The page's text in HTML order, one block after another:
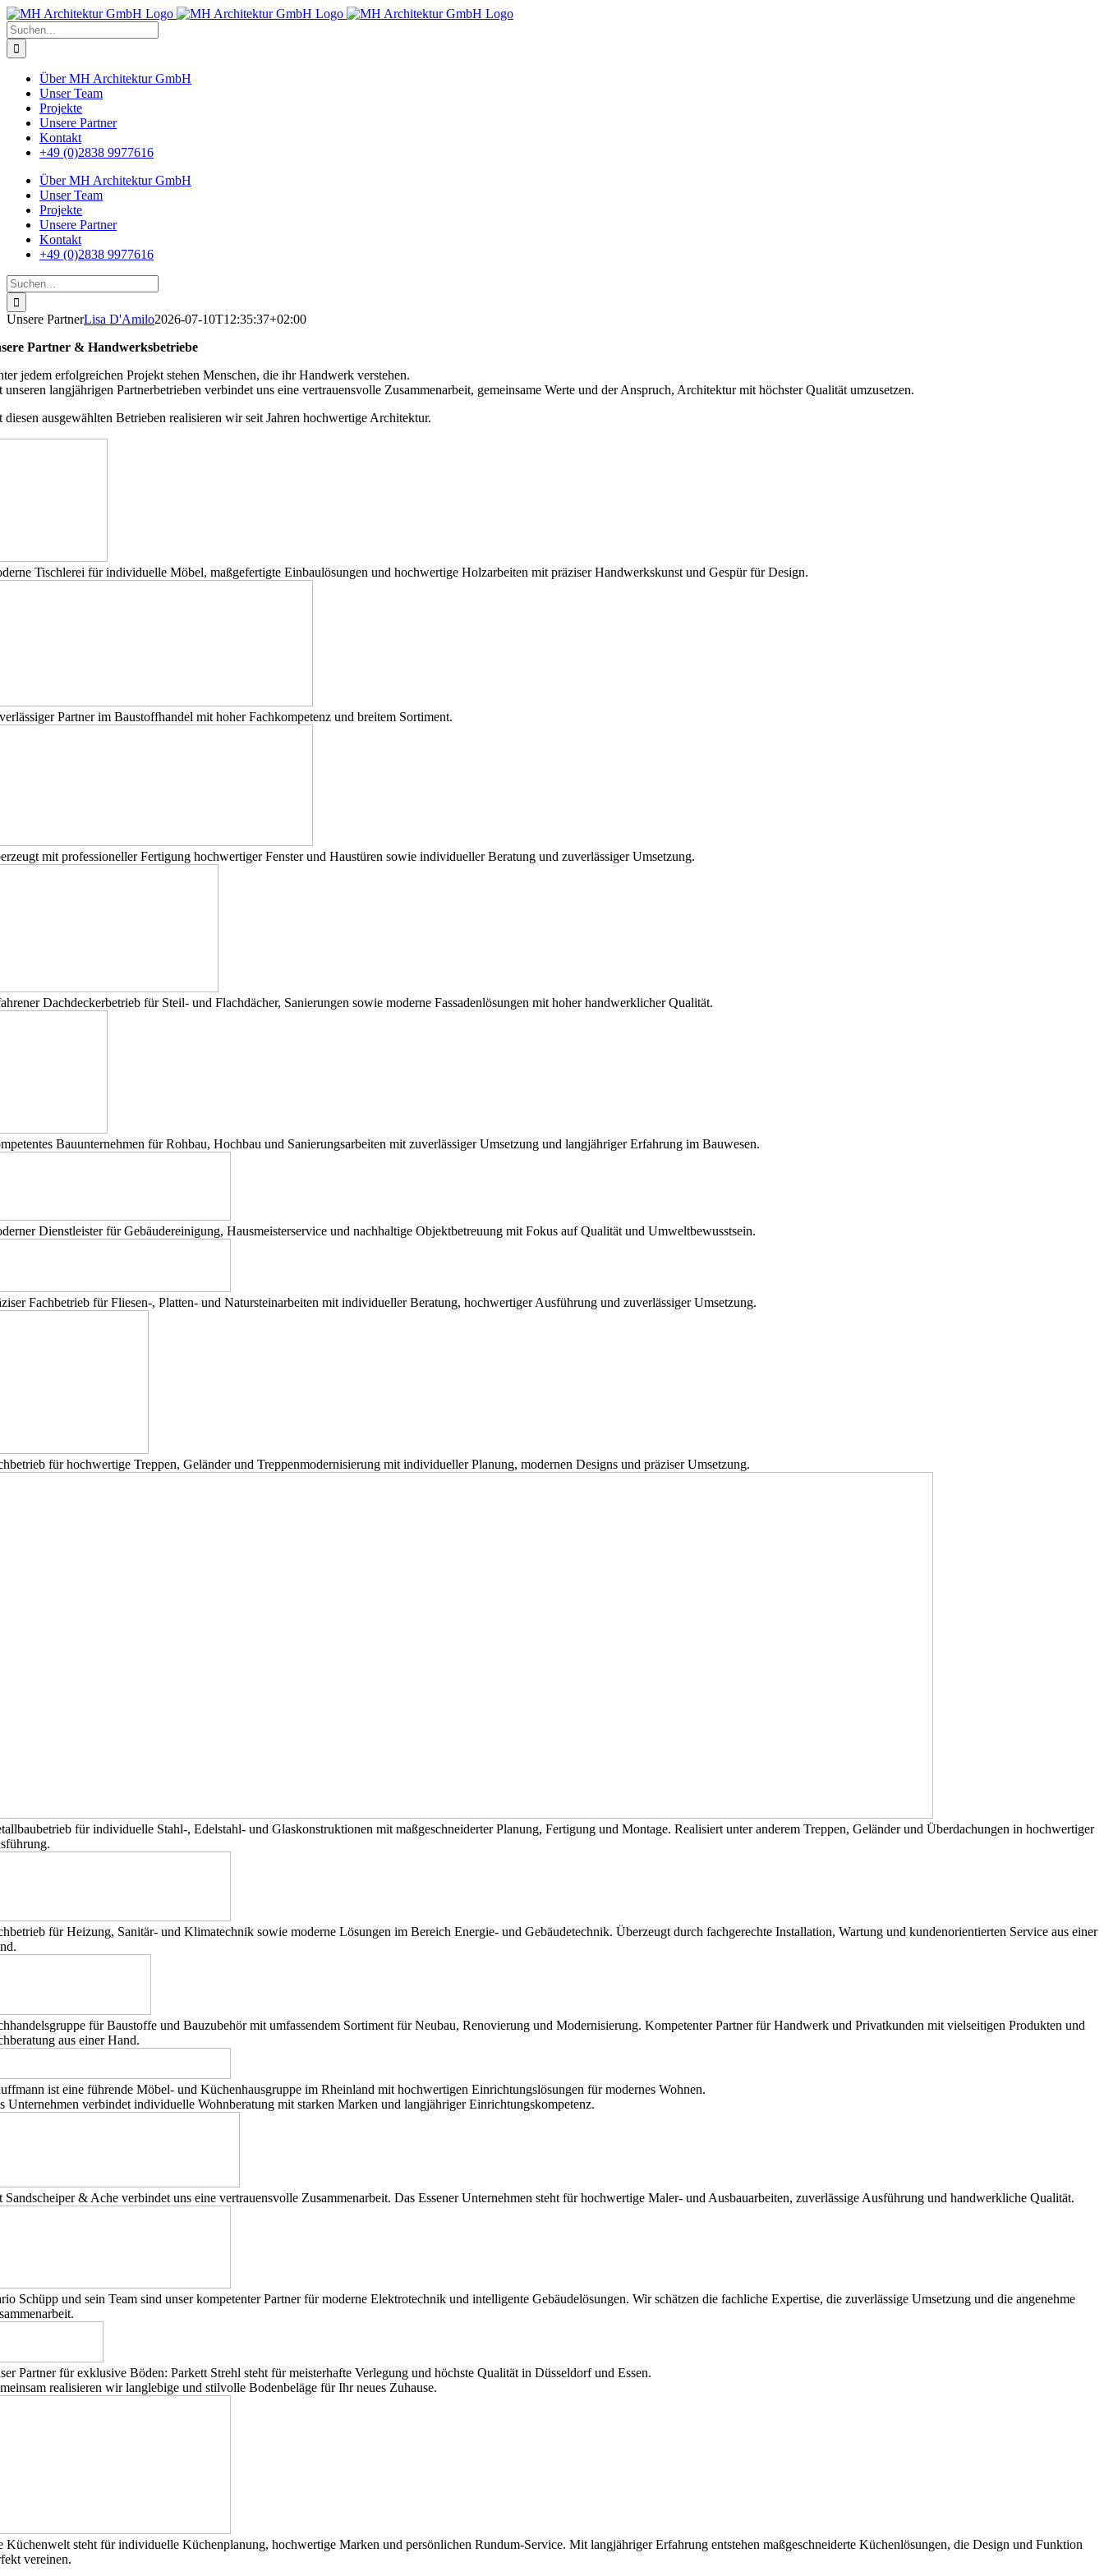
Zum
Inhalt
springen
Suche
nach:
Über MH Architektur GmbH
Unser Team
Projekte
Unsere Partner
Kontakt
+49 (0)2838 9977616
Über MH Architektur GmbH
Unser Team
Projekte
Unsere Partner
Kontakt
+49 (0)2838 9977616
Suche
nach:
Unsere PartnerLisa D'Amilo2026-07-10T12:35:37+02:00
Partner & Handwerksbetriebe
jedem erfolgreichen Projekt stehen Menschen, die ihr Handwerk verstehen.
unseren langjährigen Partnerbetrieben verbindet uns eine vertrauensvolle Zusammenarbeit, gemeinsame Werte und der Anspruch, Architektur mit höchster Qualität umzusetzen.
diesen ausgewählten Betrieben realisieren wir seit Jahren hochwertige Architektur.
Tischlerei für individuelle Möbel, maßgefertigte Einbaulösungen und hochwertige Holzarbeiten mit präziser Handwerkskunst und Gespür für Design.
Partner im Baustoffhandel mit hoher Fachkompetenz und breitem Sortiment.
mit professioneller Fertigung hochwertiger Fenster und Haustüren sowie individueller Beratung und zuverlässiger Umsetzung.
Dachdeckerbetrieb für Steil- und Flachdächer, Sanierungen sowie moderne Fassadenlösungen mit hoher handwerklicher Qualität.
Bauunternehmen für Rohbau, Hochbau und Sanierungsarbeiten mit zuverlässiger Umsetzung und langjähriger Erfahrung im Bauwesen.
Dienstleister für Gebäudereinigung, Hausmeisterservice und nachhaltige Objektbetreuung mit Fokus auf Qualität und Umweltbewusstsein.
Fachbetrieb für Fliesen-, Platten- und Natursteinarbeiten mit individueller Beratung, hochwertiger Ausführung und zuverlässiger Umsetzung.
für hochwertige Treppen, Geländer und Treppenmodernisierung mit individueller Planung, modernen Designs und präziser Umsetzung.
für individuelle Stahl-, Edelstahl- und Glaskonstruktionen mit maßgeschneiderter Planung, Fertigung und Montage. Realisiert unter anderem Treppen, Geländer und Überdachungen in hochwertiger
für Heizung, Sanitär- und Klimatechnik sowie moderne Lösungen im Bereich Energie- und Gebäudetechnik. Überzeugt durch fachgerechte Installation, Wartung und kundenorientierten Service aus einer
für Baustoffe und Bauzubehör mit umfassendem Sortiment für Neubau, Renovierung und Modernisierung. Kompetenter Partner für Handwerk und Privatkunden mit vielseitigen Produkten und
aus einer Hand.
ist eine führende Möbel- und Küchenhausgruppe im Rheinland mit hochwertigen Einrichtungslösungen für modernes Wohnen.
Unternehmen verbindet individuelle Wohnberatung mit starken Marken und langjähriger Einrichtungskompetenz.
Sandscheiper & Ache verbindet uns eine vertrauensvolle Zusammenarbeit. Das Essener Unternehmen steht für hochwertige Maler- und Ausbauarbeiten, zuverlässige Ausführung und handwerkliche Qualität.
Schüpp und sein Team sind unser kompetenter Partner für moderne Elektrotechnik und intelligente Gebäudelösungen. Wir schätzen die fachliche Expertise, die zuverlässige Umsetzung und die angenehme
Partner für exklusive Böden: Parkett Strehl steht für meisterhafte Verlegung und höchste Qualität in Düsseldorf und Essen.
realisieren wir langlebige und stilvolle Bodenbeläge für Ihr neues Zuhause.
Küchenwelt steht für individuelle Küchenplanung, hochwertige Marken und persönlichen Rundum-Service. Mit langjähriger Erfahrung entstehen maßgeschneiderte Küchenlösungen, die Design und Funktion
vereinen.